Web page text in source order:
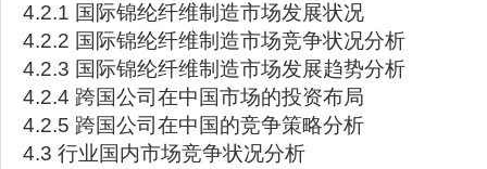
4.2.1 国际锦纶纤维制造市场发展状况
4.2.2 国际锦纶纤维制造市场竞争状况分析
4.2.3 国际锦纶纤维制造市场发展趋势分析
4.2.4 跨国公司在中国市场的投资布局
4.2.5 跨国公司在中国的竞争策略分析
4.3 行业国内市场竞争状况分析